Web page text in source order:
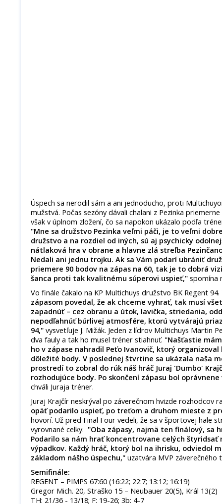
Úspech sa nerodil sám a ani jednoducho, proti
mužstvá. Počas sezóny dávali chalani z Pezinka
však v úplnom zložení, čo sa napokon ukázalo podľa
"Mne sa družstvo Pezinka veľmi páči, je to veľmi
družstvo a na rozdiel od iných, sú aj psychicky
nátlaková hra v obrane a hlavne zlá streľba
Nedali ani jednu trojku. Ak sa Vám podarí ubrániť
priemere 90 bodov na zápas na 60, tak je to dobrá
šanca proti tak kvalitnému súperovi uspieť," spomína
Vo finále čakalo na KP Multichuys družstvo BK Regent 94.
zápasom povedal, že ak chceme vyhrať, tak musí
zapadnúť – cez obranu a útok, lavička, striedania,
nepodľahnúť búrlivej atmosfére, ktorú vytvárajú
94," vysvetľuje J. Mižák. Jeden z lídrov Multichuys Martin
dva fauly a tak ho musel tréner stiahnuť. "Našťastie
ho v zápase nahradil Peťo Ivanovič, ktorý
dôležité body. V poslednej štvrtine sa ukázala naša
prostredí to zobral do rúk náš hráč Juraj 'Dumbo'
rozhodujúce body. Po skončení zápasu bol
chváli Juraja tréner.
Juraj Krajčír neskrýval po záverečnom hvizde rozhodcov
opäť podarilo uspieť, po treťom a druhom mieste z
hovorí. Už pred Final Four vedeli, že sa v športovej hale
vyrovnané celky. "Oba zápasy, najmä ten finálový, sa
Podarilo sa nám hrať koncentrovane celých štyridsať
výpadkov. Každý hráč, ktorý bol na ihrisku, odviedol
základom nášho úspechu," uzatvára MVP záverečného
Semifinále:
REGENT – PIMPS 67:60 (16:22; 22:7; 13:12; 16:19)
Gregor Mich. 20, Straško 15 – Neubauer 20(5), Král 13(2)
TH: 21/36 - 13/18; F: 19-26; 3b: 4-7